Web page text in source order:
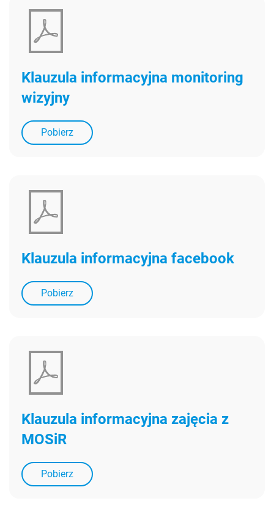
Klauzula informacyjna monitoring
wizyjny
Pobierz
Klauzula informacyjna facebook
Pobierz
Klauzula informacyjna zajęcia z
MOSiR
Pobierz